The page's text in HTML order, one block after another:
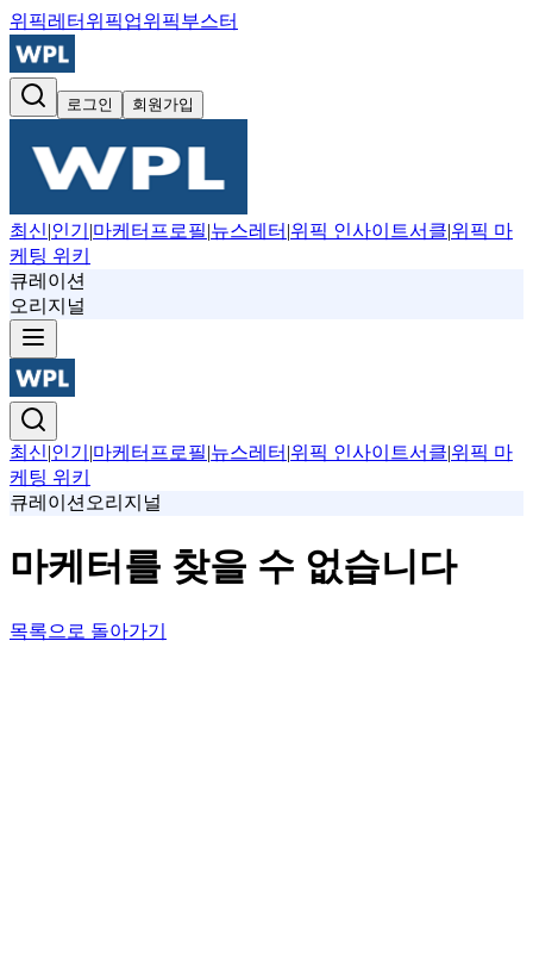
위픽레터 위픽업위픽부스터
로그인 회원가입
최신|인기 |마케터프로필|뉴스레터 |위픽 인사이트서클|위픽 마
케팅 위키
큐레이션
오리지널
최신|인기 |마케터프로필|뉴스레터 |위픽 인사이트서클|위픽 마
케팅 위키
큐레이션 오리지널
마케터를 찾을 수 없습니다
목록으로 돌아가기